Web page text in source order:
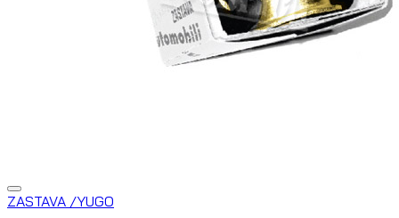
ZASTAVA /YUGO